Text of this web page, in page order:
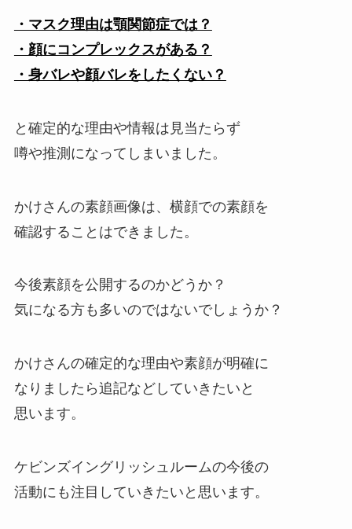
・マスク理由は顎関節症では？
・顔にコンプレックスがある？
・身バレや顔バレをしたくない？
と確定的な理由や情報は見当たらず
噂や推測になってしまいました。
かけさんの素顔画像は、横顔での素顔を
確認することはできました。
今後素顔を公開するのかどうか？
気になる方も多いのではないでしょうか？
かけさんの確定的な理由や素顔が明確に
なりましたら追記などしていきたいと
思います。
ケビンズイングリッシュルームの今後の
活動にも注目していきたいと思います。